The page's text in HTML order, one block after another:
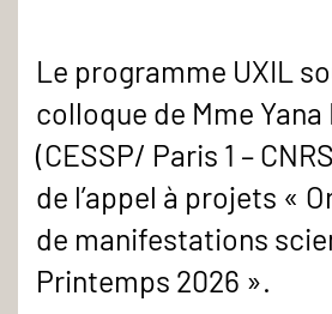
Le programme UXIL
colloque de Mme
(CESSP/ Paris 1 –
de l’appel à projets «
de manifestations
Printemps 2026 ».